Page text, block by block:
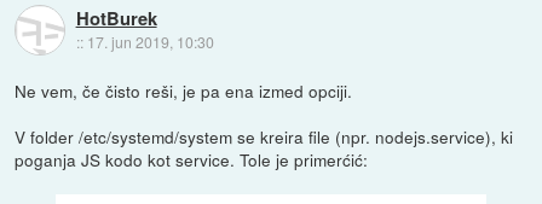
HotBurek
:: 17. jun 2019, 10:30
Ne vem, če čisto reši, je pa ena izmed opciji.
V folder /etc/systemd/system se kreira file (npr. nodejs.service), ki
poganja JS kodo kot service. Tole je primerćić: